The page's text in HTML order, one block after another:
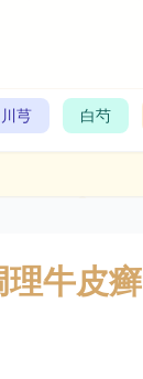
川芎 白芍
牛皮癣